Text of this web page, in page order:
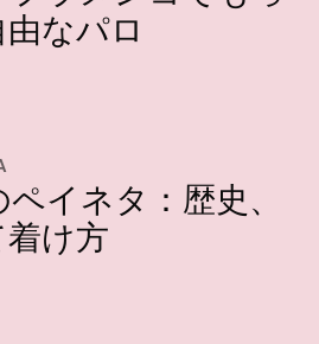
なパロ
イネタ：歴史、
け方